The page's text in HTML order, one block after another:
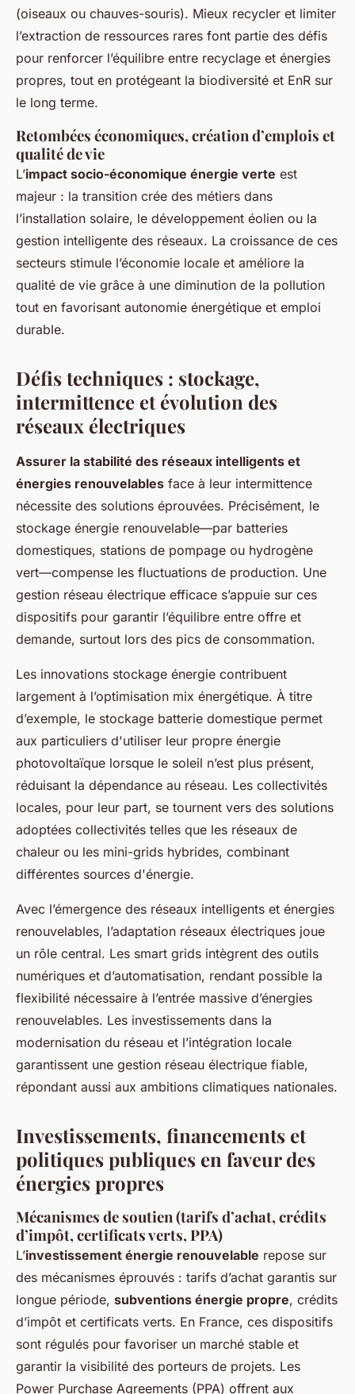
(oiseaux ou chauves-souris). Mieux recycler et limiter
l’extraction de ressources rares font partie des défis
pour renforcer l’équilibre entre recyclage et énergies
propres, tout en protégeant la biodiversité et EnR sur
le long terme.
Retombées économiques, création d’emplois et
qualité de vie
L’impact socio-économique énergie verte est
majeur : la transition crée des métiers dans
l’installation solaire, le développement éolien ou la
gestion intelligente des réseaux. La croissance de ces
secteurs stimule l’économie locale et améliore la
qualité de vie grâce à une diminution de la pollution
tout en favorisant autonomie énergétique et emploi
durable.
Défis techniques : stockage,
intermittence et évolution des
réseaux électriques
Assurer la stabilité des réseaux intelligents et
énergies renouvelables face à leur intermittence
nécessite des solutions éprouvées. Précisément, le
stockage énergie renouvelable—par batteries
domestiques, stations de pompage ou hydrogène
vert—compense les fluctuations de production. Une
gestion réseau électrique efficace s’appuie sur ces
dispositifs pour garantir l’équilibre entre offre et
demande, surtout lors des pics de consommation.
Les innovations stockage énergie contribuent
largement à l’optimisation mix énergétique. À titre
d’exemple, le stockage batterie domestique permet
aux particuliers d'utiliser leur propre énergie
photovoltaïque lorsque le soleil n’est plus présent,
réduisant la dépendance au réseau. Les collectivités
locales, pour leur part, se tournent vers des solutions
adoptées collectivités telles que les réseaux de
chaleur ou les mini-grids hybrides, combinant
différentes sources d'énergie.
Avec l’émergence des réseaux intelligents et énergies
renouvelables, l’adaptation réseaux électriques joue
un rôle central. Les smart grids intègrent des outils
numériques et d’automatisation, rendant possible la
flexibilité nécessaire à l’entrée massive d’énergies
renouvelables. Les investissements dans la
modernisation du réseau et l’intégration locale
garantissent une gestion réseau électrique fiable,
répondant aussi aux ambitions climatiques nationales.
Investissements, financements et
politiques publiques en faveur des
énergies propres
Mécanismes de soutien (tarifs d’achat, crédits
d’impôt, certificats verts, PPA)
L’investissement énergie renouvelable repose sur
des mécanismes éprouvés : tarifs d’achat garantis sur
longue période, subventions énergie propre, crédits
d’impôt et certificats verts. En France, ces dispositifs
sont régulés pour favoriser un marché stable et
garantir la visibilité des porteurs de projets. Les
Power Purchase Agreements (PPA) offrent aux